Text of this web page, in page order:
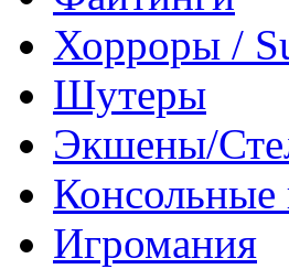
Хорроры /
Шутеры
Экшены/
Консольные
Игромания